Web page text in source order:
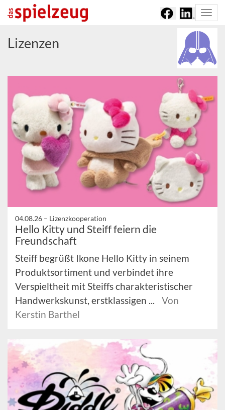
Lizenzen
04.08.26 – Lizenzkooperation
Hello Kitty und Steiff feiern die
Freundschaft
Steiff begrüßt Ikone Hello Kitty in seinem
Produktsortiment und verbindet ihre
Verspieltheit mit Steiffs charakteristischer
Handwerkskunst, erstklassigen ...
Von
Kerstin Barthel